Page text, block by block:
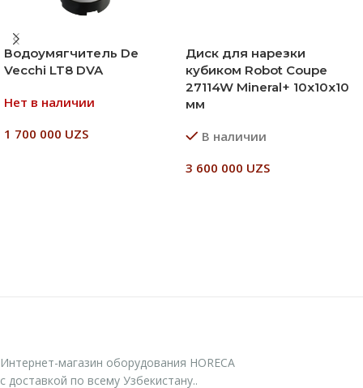
Водоумягчитель De
Vecchi LT8 DVA
Нет в наличии
1 700 000 UZS
Диск для нарезки
кубиком Robot Coupe
27114W Mineral+ 10х10х10
мм
В наличии
3 600 000 UZS
Интернет-магазин оборудования HORECA
с доставкой по всему Узбекистану..